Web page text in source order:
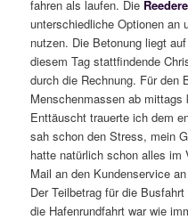
fahren als laufen. Die
unterschiedliche Optionen an
nutzen. Die Betonung liegt
diesem Tag stattfindende
durch die Rechnung. Für den
Menschenmassen ab
Enttäuscht trauerte ich dem
sah schon den Stress, mein
hatte natürlich schon alles im
Mail an den Kundenservice
Der Teilbetrag für die
die Hafenrundfahrt war wie